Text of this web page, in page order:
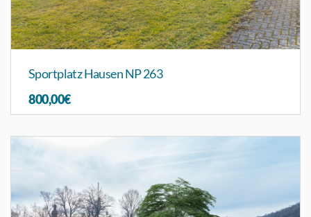
Sportplatz Hausen NP 263
800,00€